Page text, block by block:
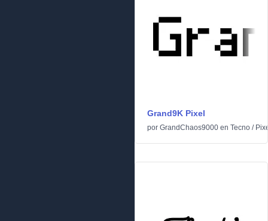
Grand9K Pixel
por GrandChaos9000 en Tecno /